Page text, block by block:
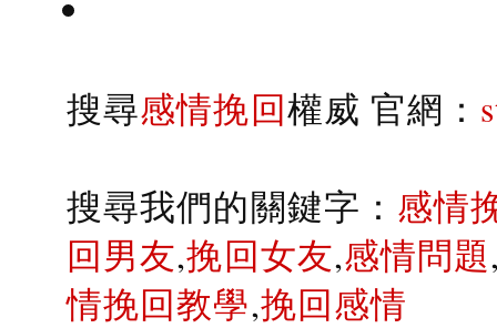
搜尋感情挽回權威 官網：
搜尋我們的關鍵字： 感情
回男友,挽回女友,感情問題
情挽回教學,挽回感情